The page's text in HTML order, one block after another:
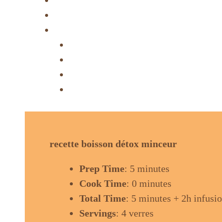
recette boisson détox minceur
Prep Time: 5 minutes
Cook Time: 0 minutes
Total Time: 5 minutes + 2h
Servings: 4 verres